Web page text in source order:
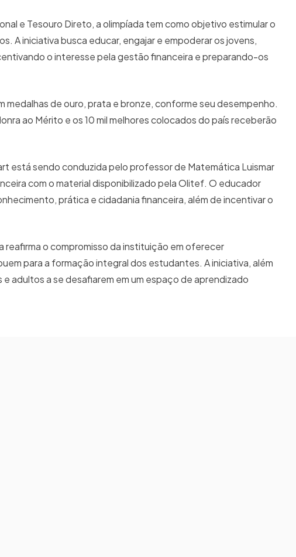
e Tesouro Direto, a olimpíada tem como objetivo estimular o
A iniciativa busca educar, engajar e empoderar os jovens,
o interesse pela gestão financeira e preparando-os
medalhas de ouro, prata e bronze, conforme seu desempenho.
ao Mérito e os 10 mil melhores colocados do país receberão
está sendo conduzida pelo professor de Matemática Luismar
com o material disponibilizado pela Olitef. O educador
prática e cidadania financeira, além de incentivar o
reafirma o compromisso da instituição em oferecer
para a formação integral dos estudantes. A iniciativa, além
adultos a se desafiarem em um espaço de aprendizado